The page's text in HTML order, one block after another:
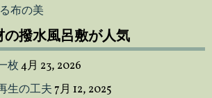
布の美
撥水風呂敷が人気
枚4月 23, 2026
生の工夫 7月 12, 2025